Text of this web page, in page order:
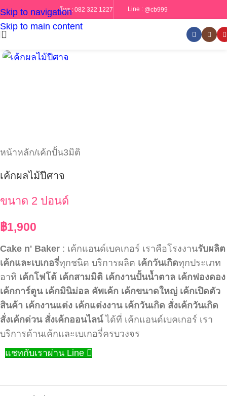
Skip to navigation
Skip to main content
โทร : 082 322 1227 Line : @cb999
หน้าหลัก/เค้กปั้น3มิติ
เค้กผลไม้ปีศาจ
ขนาด 2 ปอนด์
฿1,900
Cake n' Baker : เค้กแอนด์เบคเกอร์ เราคือโรงงานรับผลิต
เค้กและเบเกอรี่ทุกชนิด บริการผลิต เค้กวันเกิดทุกประเภท
อาทิ เค้กโฟโต้ เค้กสามมิติ เค้กงานปั้นน้ำตาล เค้กฟองดอง
เค้กการ์ตูน เค้กมินิม่อล คัพเค้ก เค้กขนาดใหญ่ เค้กเปิดตัว
สินค้า เค้กงานแต่ง เค้กแต่งงาน เค้กวันเกิด สั่งเค้กวันเกิด
สั่งเค้กด่วน สั่งเค้กออนไลน์ได้ที่ เค้กแอนด์เบคเกอร์ เรา
บริการด้านเค้กและเบเกอรี่ครบวงจร
แชทกับเราผ่าน Line